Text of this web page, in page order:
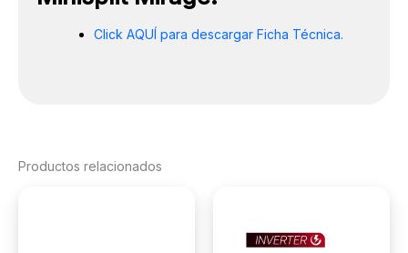
Click AQUÍ para descargar Ficha Técnica.
Productos relacionados